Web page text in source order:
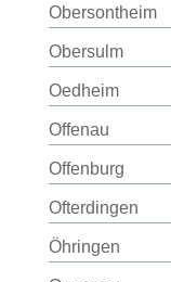
Obersontheim
Obersulm
Oedheim
Offenau
Offenburg
Ofterdingen
Öhringen